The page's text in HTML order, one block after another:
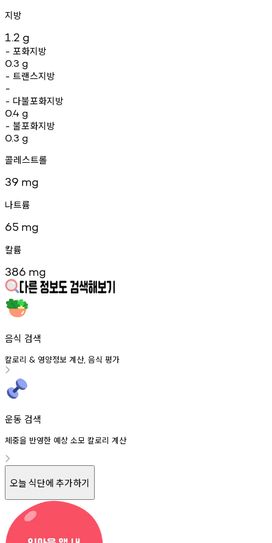
지방
1.2 g
- 포화지방
0.3 g
- 트랜스지방
-
- 다불포화지방
0.4 g
- 불포화지방
0.3 g
콜레스트롤
39 mg
나트륨
65 mg
칼륨
386 mg
음식 검색
칼로리 & 영양정보 계산, 음식 평가
운동 검색
체중을 반영한 예상 소모 칼로리 계산
오늘 식단에 추가하기